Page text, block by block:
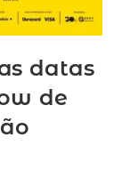
datas
de